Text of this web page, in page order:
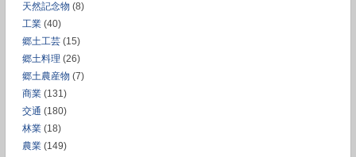
天然記念物 (8)
工業 (40)
郷土工芸 (15)
郷土料理 (26)
郷土農産物 (7)
商業 (131)
交通 (180)
林業 (18)
農業 (149)